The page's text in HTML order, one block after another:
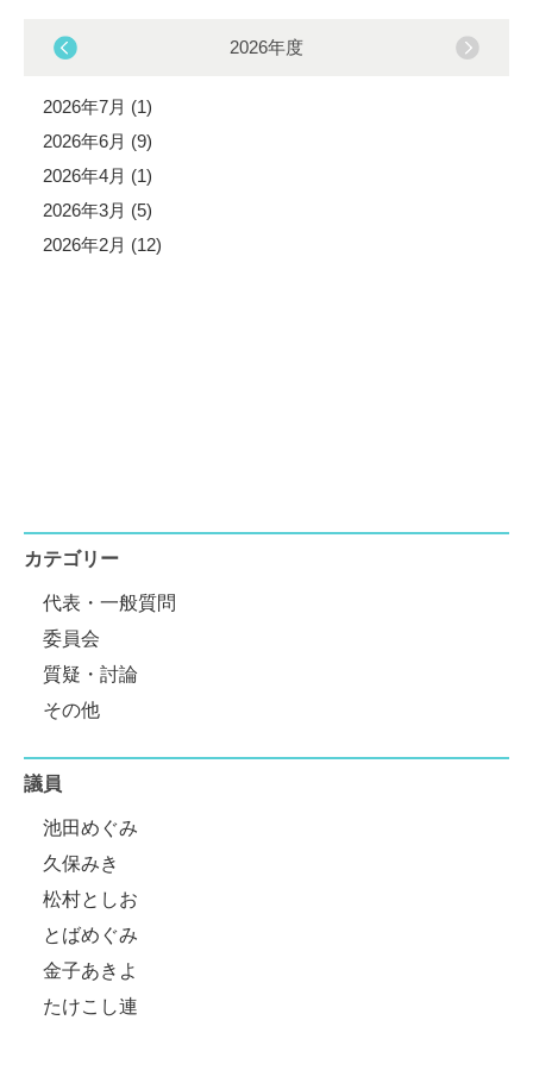
2026年度
2026年7月 (1)
2026年6月 (9)
2026年4月 (1)
2026年3月 (5)
2026年2月 (12)
カテゴリー
代表・一般質問
委員会
質疑・討論
その他
議員
池田めぐみ
久保みき
松村としお
とばめぐみ
金子あきよ
たけこし連